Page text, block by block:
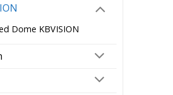
Dome KBVISION